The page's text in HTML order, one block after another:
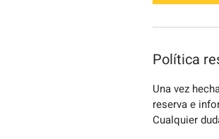
Política
Una vez
reserva e
Cualquier